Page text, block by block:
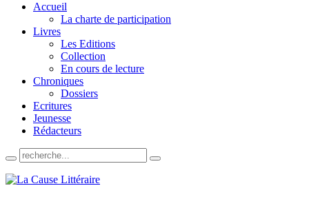
Accueil
La charte de participation
Livres
Les Editions
Collection
En cours de lecture
Chroniques
Dossiers
Ecritures
Jeunesse
Rédacteurs